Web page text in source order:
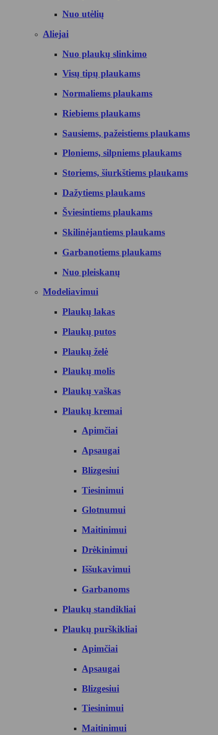
Nuo utėlių
Aliejai
Nuo plaukų slinkimo
Visų tipų plaukams
Normaliems plaukams
Riebiems plaukams
Sausiems, pažeistiems plaukams
Ploniems, silpniems plaukams
Storiems, šiurkštiems plaukams
Dažytiems plaukams
Šviesintiems plaukams
Skilinėjantiems plaukams
Garbanotiems plaukams
Nuo pleiskanų
Modeliavimui
Plaukų lakas
Plaukų putos
Plaukų želė
Plaukų molis
Plaukų vaškas
Plaukų kremai
Apimčiai
Apsaugai
Blizgesiui
Tiesinimui
Glotnumui
Maitinimui
Drėkinimui
Iššukavimui
Garbanoms
Plaukų standikliai
Plaukų purškikliai
Apimčiai
Apsaugai
Blizgesiui
Tiesinimui
Maitinimui